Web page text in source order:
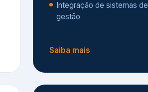
Integração de sistemas de
gestão
Saiba mais